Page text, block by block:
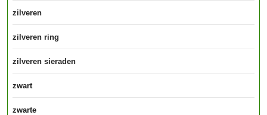
zilveren
zilveren ring
zilveren sieraden
zwart
zwarte